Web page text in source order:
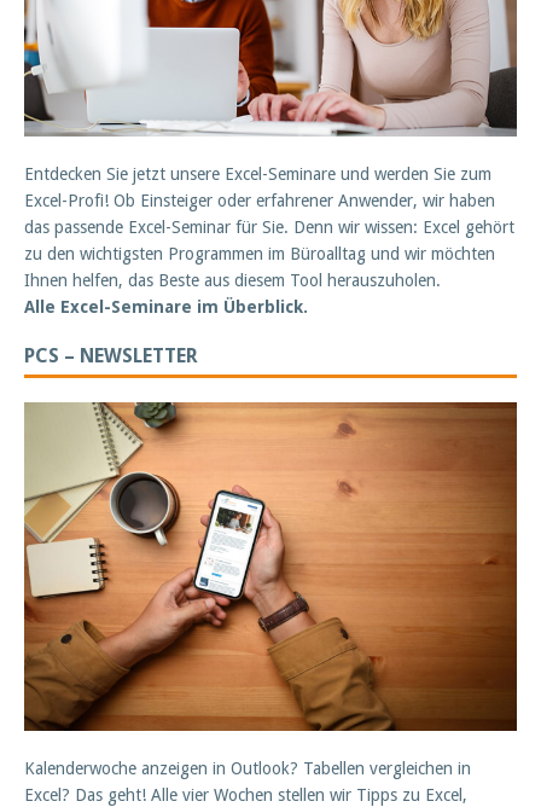
Entdecken Sie jetzt unsere Excel-Seminare und werden Sie zum
Excel-Profi! Ob Einsteiger oder erfahrener Anwender, wir haben
das passende Excel-Seminar für Sie. Denn wir wissen: Excel gehört
zu den wichtigsten Programmen im Büroalltag und wir möchten
Ihnen helfen, das Beste aus diesem Tool herauszuholen.
Alle Excel-Seminare im Überblick.
PCS – NEWSLETTER
Kalenderwoche anzeigen in Outlook? Tabellen vergleichen in
Excel? Das geht! Alle vier Wochen stellen wir Tipps zu Excel,